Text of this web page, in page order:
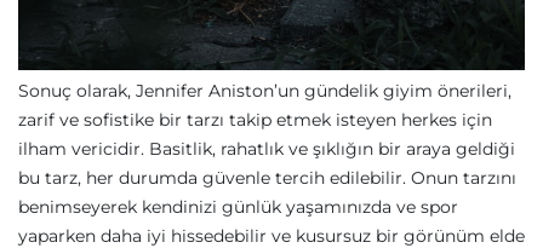
Sonuç olarak, Jennifer Aniston’un gündelik giyim önerileri,
zarif ve sofistike bir tarzı takip etmek isteyen herkes için
ilham vericidir. Basitlik, rahatlık ve şıklığın bir araya geldiği
bu tarz, her durumda güvenle tercih edilebilir. Onun tarzını
benimseyerek kendinizi günlük yaşamınızda ve spor
yaparken daha iyi hissedebilir ve kusursuz bir görünüm elde